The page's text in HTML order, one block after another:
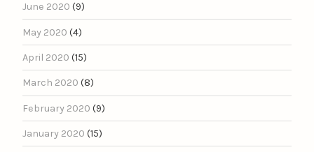
June 2020 (9)
May 2020 (4)
April 2020 (15)
March 2020 (8)
February 2020 (9)
January 2020 (15)